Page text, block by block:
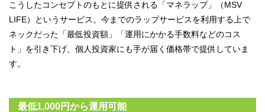
こうしたコンセプトのもとに提供される「マネラップ」（MSV
LIFE）というサービス。今までのラップサービスを利用する上で
ネックだった「最低投資額」「運用にかかる手数料などのコス
ト」を引き下げ、個人投資家にも手が届く価格帯で提供していま
す。
最低1,000円から運用可能